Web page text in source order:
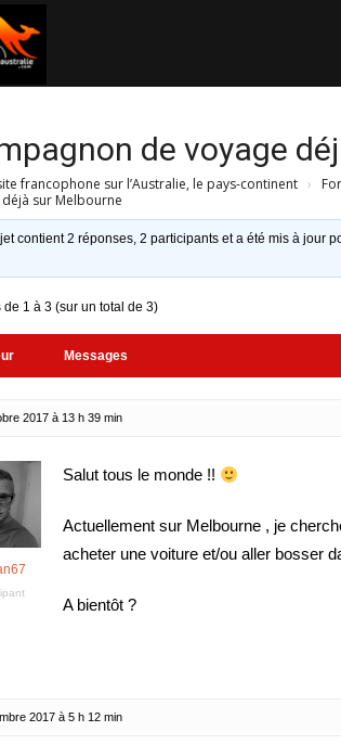
de voyage
francophone sur l’Australie, le pays-continent ›
sur Melbourne
contient 2 réponses, 2 participants et a été mis à jour
de 1 à 3 (sur un total de 3)
Messages
2017 à 13 h 39 min
Salut tous le monde !!
Actuellement sur Melbourne , je
acheter une voiture et/ou aller bosser
A bientôt ?
2017 à 5 h 12 min